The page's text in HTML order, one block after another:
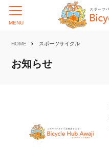
HOME スポーツサイクル
お知らせ
MENU